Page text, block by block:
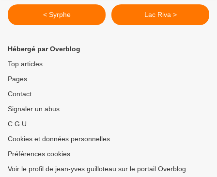
< Syrphe Lac Riva >
Hébergé par Overblog
Top articles
Pages
Contact
Signaler un abus
C.G.U.
Cookies et données personnelles
Préférences cookies
Voir le profil de jean-yves guilloteau sur le portail Overblog